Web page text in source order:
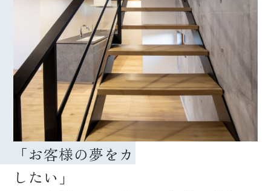
「お客様の夢をカタチにする仕事を
したい」